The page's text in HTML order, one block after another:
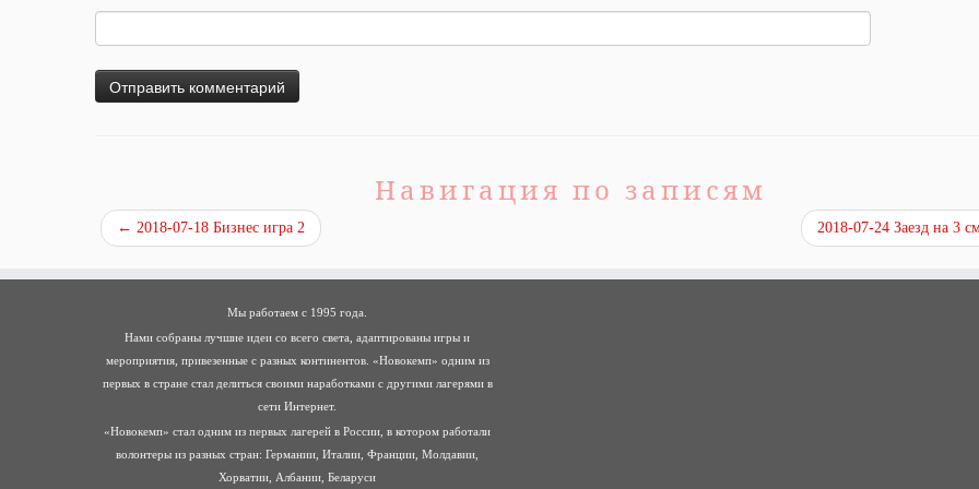
Навигация по записям
← 2018-07-18 Бизнес игра 2 2018-07-24 Заезд на 3
Мы работаем с 1995 года.
Нами собраны лучшие идеи со всего света, адаптированы игры и
мероприятия, привезенные с разных континентов. «Новокемп» одним из
первых в стране стал делиться своими наработками с другими лагерями в
сети Интернет.
«Новокемп» стал одним из первых лагерей в России, в котором работали
волонтеры из разных стран: Германии, Италии, Франции, Молдавии,
Хорватии, Албании, Беларуси